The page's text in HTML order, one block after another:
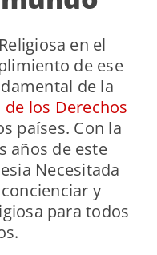
en el
de ese
de la
los Derechos
países. Con la
años de este
Necesitada
y
para todos